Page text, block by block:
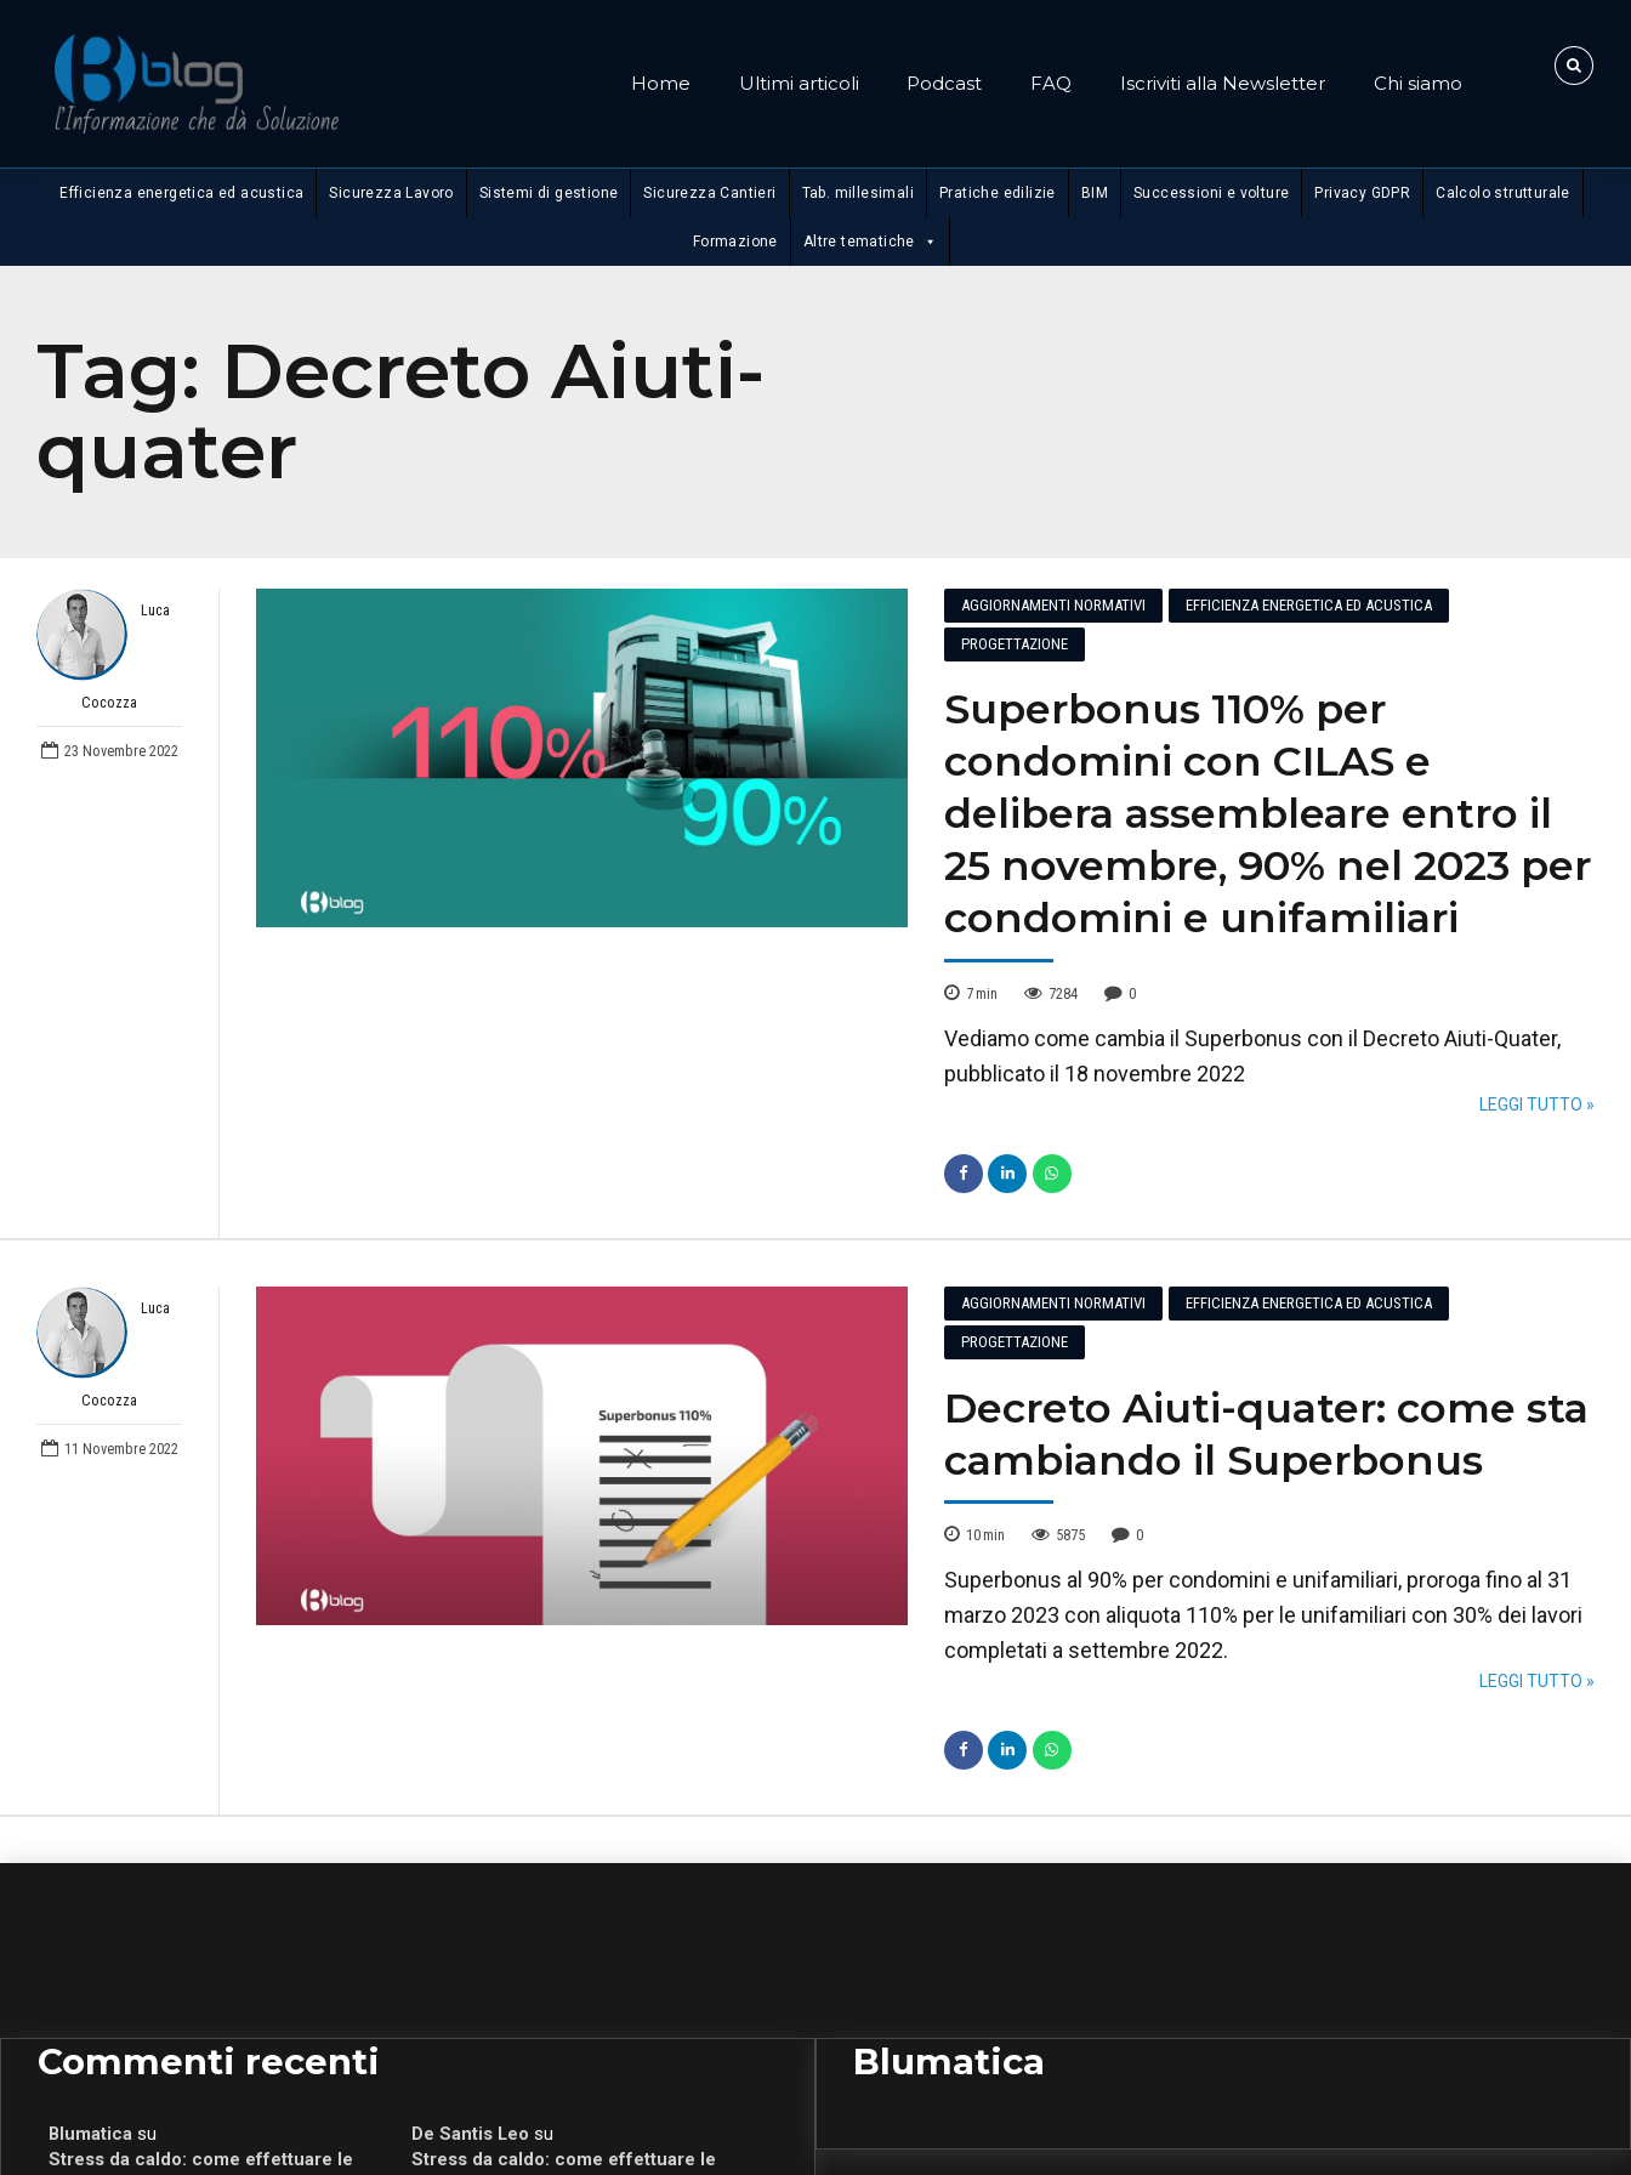
Home Ultimi articoli Podcast FAQ Iscriviti alla Newsletter Chi siamo
Efficienza energetica ed acustica Sicurezza Lavoro Sistemi di gestione Sicurezza Cantieri Tab. millesimali Pratiche edilizie BIM Successioni e volture Privacy GDPR Calcolo strutturale
Formazione Altre tematiche
Tag: Decreto Aiuti-
quater
Luca
Cocozza
23 Novembre 2022
AGGIORNAMENTI NORMATIVI EFFICIENZA ENERGETICA ED ACUSTICA
PROGETTAZIONE
Superbonus 110% per
condomini con CILAS e
delibera assembleare entro il
25 novembre, 90% nel 2023 per
condomini e unifamiliari
7 min 7284 0
Vediamo come cambia il Superbonus con il Decreto Aiuti-Quater,
pubblicato il 18 novembre 2022
LEGGI TUTTO »
Luca
Cocozza
11 Novembre 2022
AGGIORNAMENTI NORMATIVI EFFICIENZA ENERGETICA ED ACUSTICA
PROGETTAZIONE
Decreto Aiuti-quater: come sta
cambiando il Superbonus
10 min 5875 0
Superbonus al 90% per condomini e unifamiliari, proroga fino al 31
marzo 2023 con aliquota 110% per le unifamiliari con 30% dei lavori
completati a settembre 2022.
LEGGI TUTTO »
Commenti recenti
Blumaticasu
Stress da caldo: come effettuare le
De Santis Leo su
Stress da caldo: come effettuare le
Blumatica